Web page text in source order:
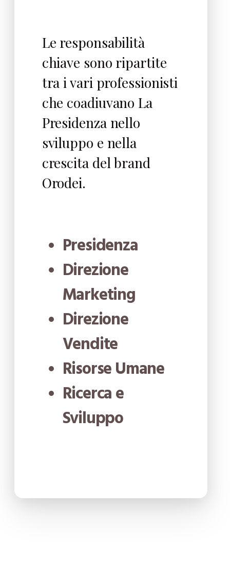
Le responsabilità
chiave sono ripartite
tra i vari professionisti
che coadiuvano La
Presidenza nello
sviluppo e nella
crescita del brand
Orodei.
Presidenza
Direzione
Marketing
Direzione
Vendite
Risorse Umane
Ricerca e
Sviluppo